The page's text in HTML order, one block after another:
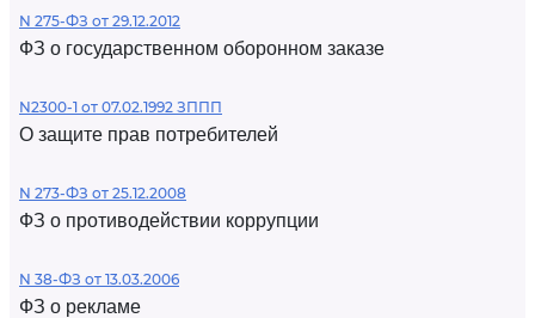
N 275-ФЗ от 29.12.2012
ФЗ о государственном оборонном заказе
N2300-1 от 07.02.1992 ЗППП
О защите прав потребителей
N 273-ФЗ от 25.12.2008
ФЗ о противодействии коррупции
N 38-ФЗ от 13.03.2006
ФЗ о рекламе